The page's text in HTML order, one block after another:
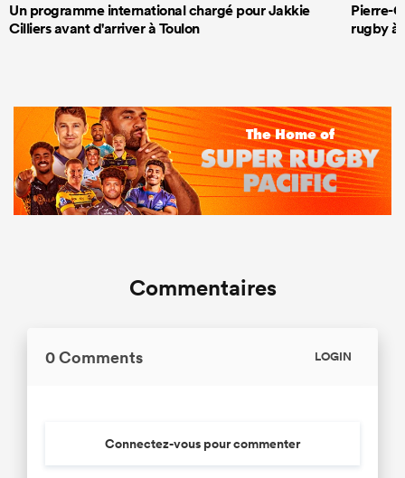
Un programme international chargé pour Jakkie
Cilliers avant d'arriver à Toulon
Pierre-
rugby à
Commentaires
0 Comments LOGIN
Connectez-vous pour commenter